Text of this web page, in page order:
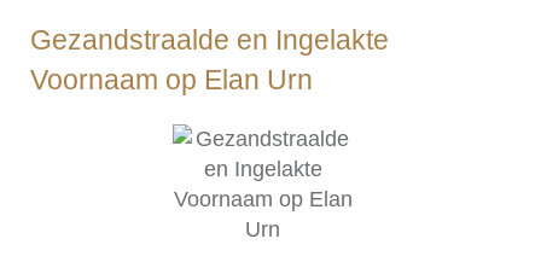
Gezandstraalde en Ingelakte
Voornaam op Elan Urn